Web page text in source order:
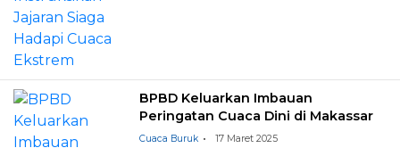
BPBD Keluarkan Imbauan
Peringatan Cuaca Dini di Makassar
Cuaca Buruk 17 Maret 2025